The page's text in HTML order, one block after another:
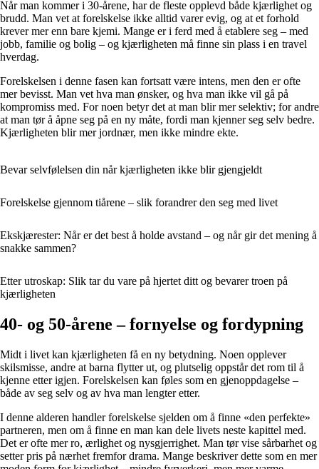
Når man kommer i 30-årene, har de fleste opplevd både kjærlighet og
brudd. Man vet at forelskelse ikke alltid varer evig, og at et forhold
krever mer enn bare kjemi. Mange er i ferd med å etablere seg – med
jobb, familie og bolig – og kjærligheten må finne sin plass i en travel
hverdag.
Forelskelsen i denne fasen kan fortsatt være intens, men den er ofte
mer bevisst. Man vet hva man ønsker, og hva man ikke vil gå på
kompromiss med. For noen betyr det at man blir mer selektiv; for andre
at man tør å åpne seg på en ny måte, fordi man kjenner seg selv bedre.
Kjærligheten blir mer jordnær, men ikke mindre ekte.
Bevar selvfølelsen din når kjærligheten ikke blir gjengjeldt
Forelskelse gjennom tiårene – slik forandrer den seg med livet
Ekskjærester: Når er det best å holde avstand – og når gir det mening å
snakke sammen?
Etter utroskap: Slik tar du vare på hjertet ditt og bevarer troen på
kjærligheten
40- og 50-årene – fornyelse og fordypning
Midt i livet kan kjærligheten få en ny betydning. Noen opplever
skilsmisse, andre at barna flytter ut, og plutselig oppstår det rom til å
kjenne etter igjen. Forelskelsen kan føles som en gjenoppdagelse –
både av seg selv og av hva man lengter etter.
I denne alderen handler forelskelse sjelden om å finne «den perfekte»
partneren, men om å finne en man kan dele livets neste kapittel med.
Det er ofte mer ro, ærlighet og nysgjerrighet. Man tør vise sårbarhet og
setter pris på nærhet fremfor drama. Mange beskriver dette som en mer